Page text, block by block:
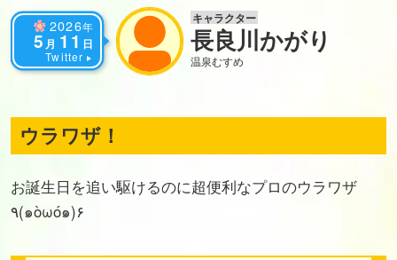
2026年
5 月 11 日
Twitter
キャラクター
長良川かがり
温泉むすめ
ウラワザ！
お誕生日を追い駆けるのに超便利なプロのウラワザ
٩(๑òωó๑)۶